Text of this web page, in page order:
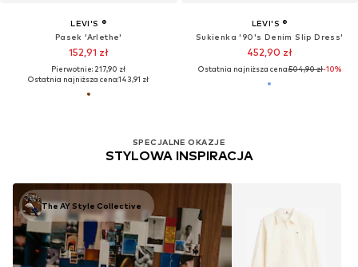
LEVI'S ®
Pasek 'Arlethe'
152,91 zł
Pierwotnie: 217,90 zł
Ostatnia najniższa cena:143,91 zł
LEVI'S ®
Sukienka '90's Denim Slip Dress'
452,90 zł
Ostatnia najniższa cena:504,90 zł-10%
SPECJALNE OKAZJE
STYLOWA INSPIRACJA
The AY Style Collective